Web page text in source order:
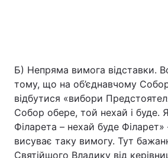
Б) Непряма вимога відставки.
тому, що на об’єднавчому
відбутися «вибори
Собор обере, той нехай і буде.
Філарета – нехай буде Філарет»
висуває таку вимогу. Тут
Святійшого Владику від